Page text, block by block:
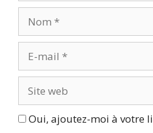
mail
web
Oui, ajoutez-moi à votre